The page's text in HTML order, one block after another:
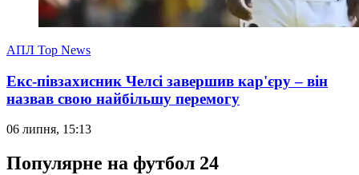
АПЛ Top News
Екс-півзахисник Челсі завершив кар'єру – він
назвав свою найбільшу перемогу
06 липня, 15:13
Популярне на футбол 24